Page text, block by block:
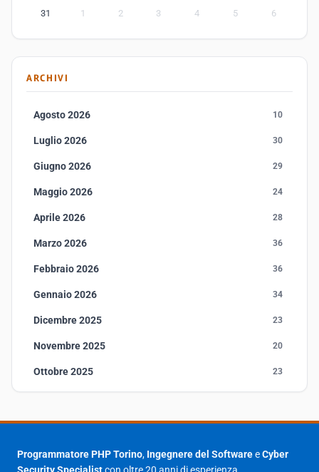
31 1 2 3 4 5 6
ARCHIVI
Agosto 2026 10
Luglio 2026 30
Giugno 2026 29
Maggio 2026 24
Aprile 2026 28
Marzo 2026 36
Febbraio 2026 36
Gennaio 2026 34
Dicembre 2025 23
Novembre 2025 20
Ottobre 2025 23
Agosto 2025 1
23
Programmatore PHP Torino, Ingegnere del SoftwareeCyber